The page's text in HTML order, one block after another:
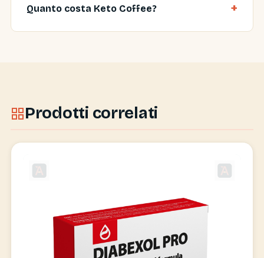
Quanto costa Keto Coffee?
Prodotti correlati